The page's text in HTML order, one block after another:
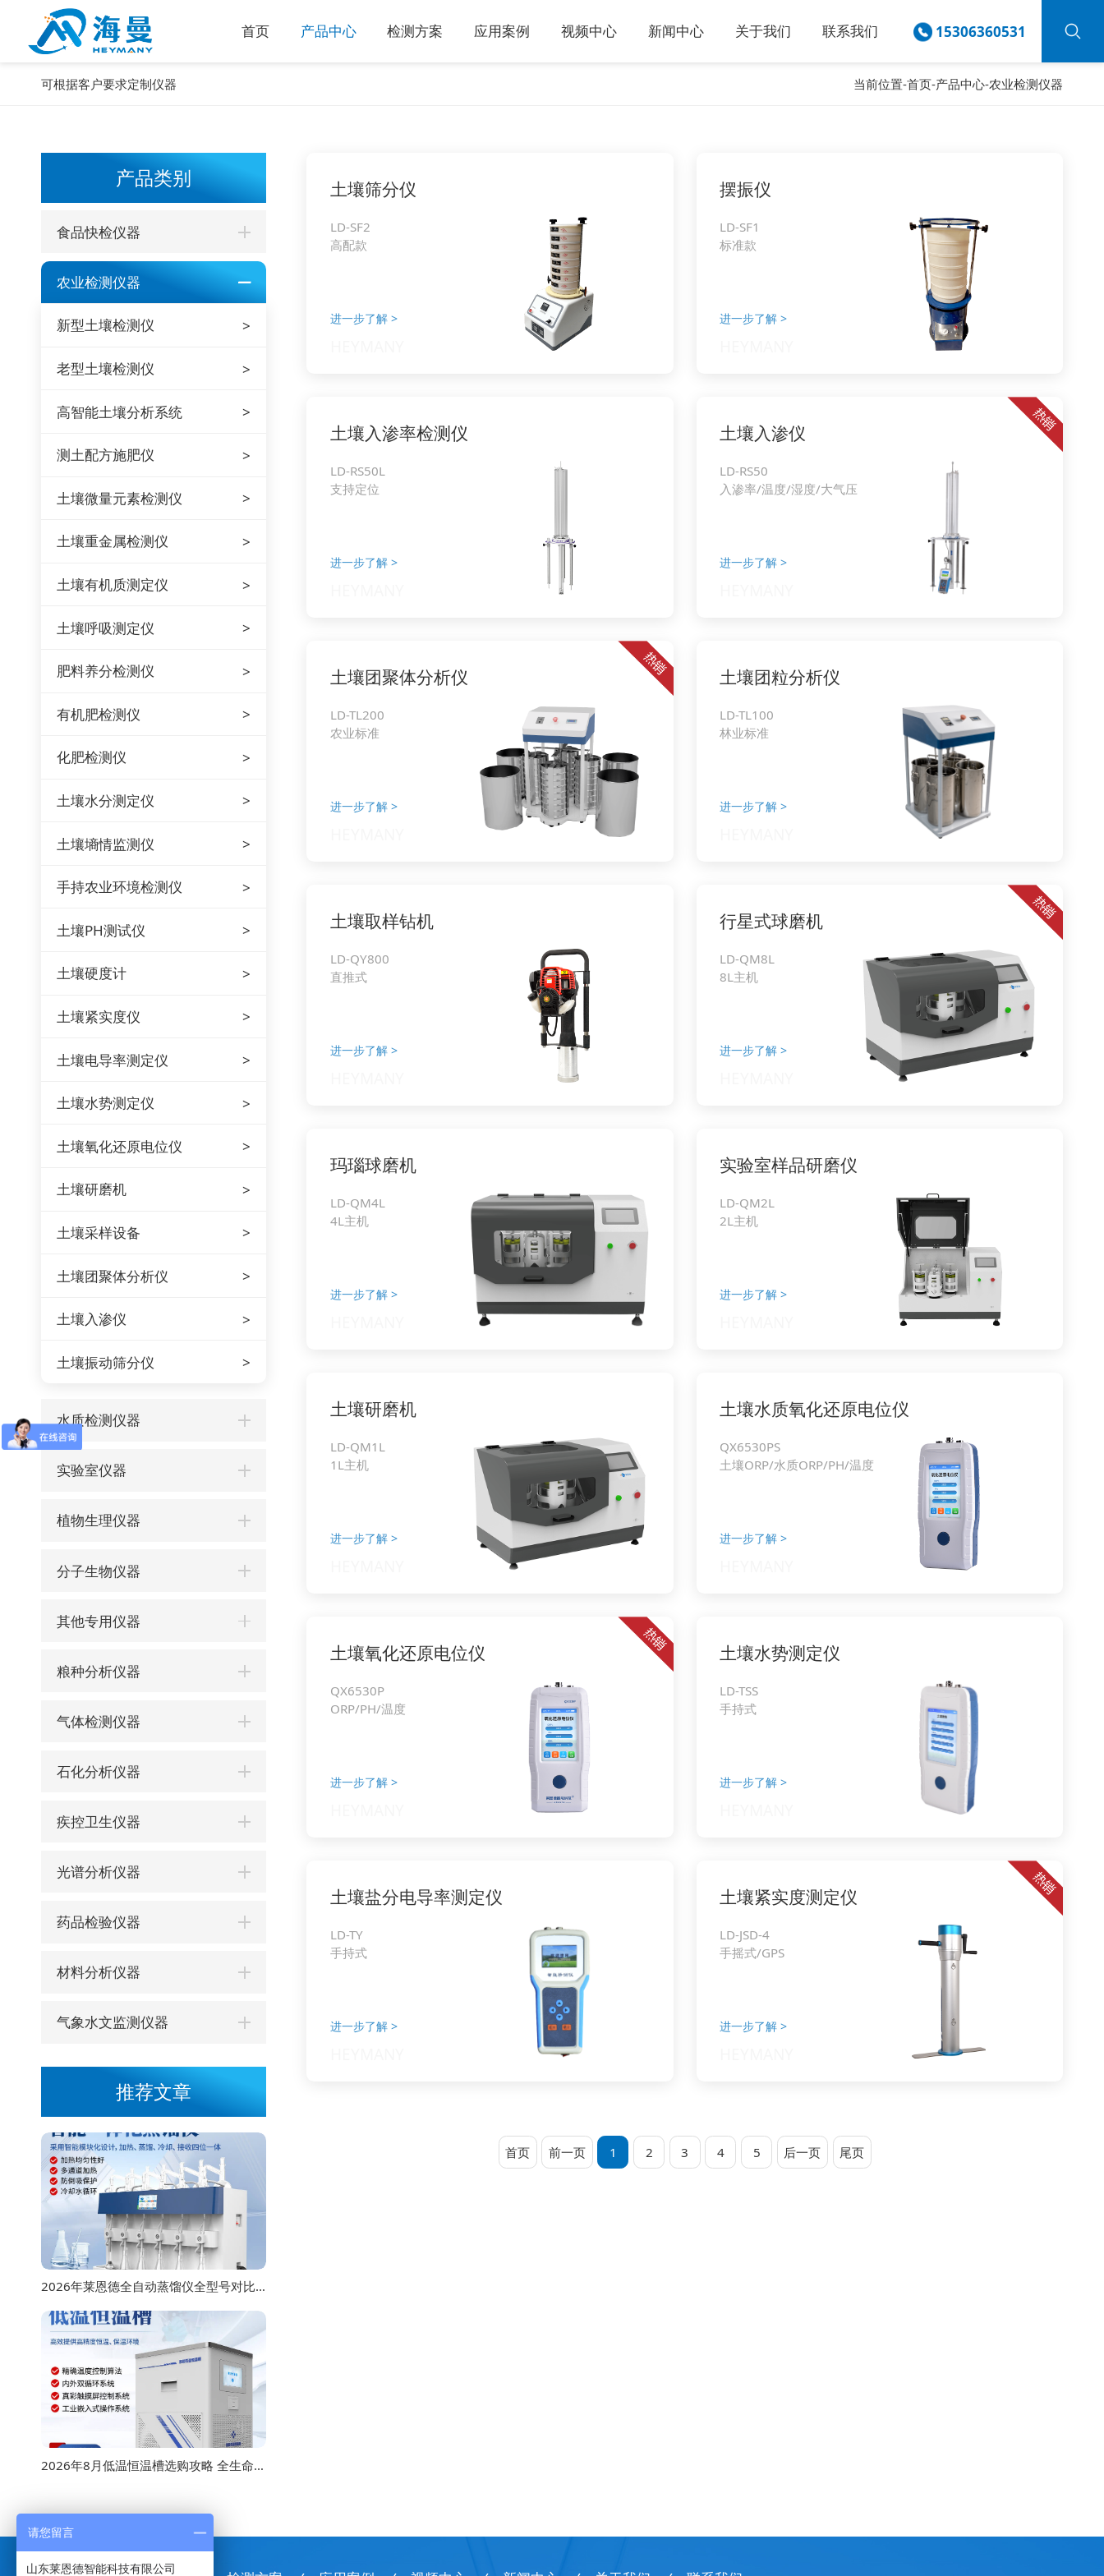
首页 产品中心 检测方案 应用案例 视频中心 新闻中心 关于我们 联系我们 15306360531
可根据客户要求定制仪器 当前位置-首页-产品中心-农业检测仪器
产品类别
食品快检仪器
农业检测仪器
新型土壤检测仪
老型土壤检测仪
高智能土壤分析系统
测土配方施肥仪
土壤微量元素检测仪
土壤重金属检测仪
土壤有机质测定仪
土壤呼吸测定仪
肥料养分检测仪
有机肥检测仪
化肥检测仪
土壤水分测定仪
土壤墒情监测仪
手持农业环境检测仪
土壤PH测试仪
土壤硬度计
土壤紧实度仪
土壤电导率测定仪
土壤水势测定仪
土壤氧化还原电位仪
土壤研磨机
土壤采样设备
土壤团聚体分析仪
土壤入渗仪
土壤振动筛分仪
水质检测仪器
实验室仪器
植物生理仪器
分子生物仪器
其他专用仪器
粮种分析仪器
气体检测仪器
石化分析仪器
疾控卫生仪器
光谱分析仪器
药品检验仪器
材料分析仪器
气象水文监测仪器
推荐文章
2026年莱恩德全自动蒸馏仪全型号对比选购指南
2026年8月低温恒温槽选购攻略 全生命周期成本对比
土壤筛分仪
LD-SF2
高配款
进一步了解 >
摆振仪
LD-SF1
标准款
进一步了解>
土壤入渗率检测仪
LD-RS50L
支持定位
进一步了解 >
土壤入渗仪
LD-RS50
入渗率/温度/湿度/大气压
进一步了解>
土壤团聚体分析仪
LD-TL200
农业标准
进一步了解 >
土壤团粒分析仪
LD-TL100
林业标准
进一步了解>
土壤取样钻机
LD-QY800
直推式
进一步了解 >
行星式球磨机
LD-QM8L
8L主机
进一步了解>
玛瑙球磨机
LD-QM4L
4L主机
进一步了解 >
实验室样品研磨仪
LD-QM2L
2L主机
进一步了解>
土壤研磨机
LD-QM1L
1L主机
进一步了解 >
土壤水质氧化还原电位仪
QX6530PS
土壤ORP/水质ORP/PH/温度
进一步了解>
土壤氧化还原电位仪
QX6530P
ORP/PH/温度
进一步了解 >
土壤水势测定仪
LD-TSS
手持式
进一步了解>
土壤盐分电导率测定仪
LD-TY
手持式
进一步了解 >
土壤紧实度测定仪
LD-JSD-4
手摇式/GPS
进一步了解>
首页 前一页 1 2 3 4 5 后一页 尾页
请您留言
山东莱恩德智能科技有限公司